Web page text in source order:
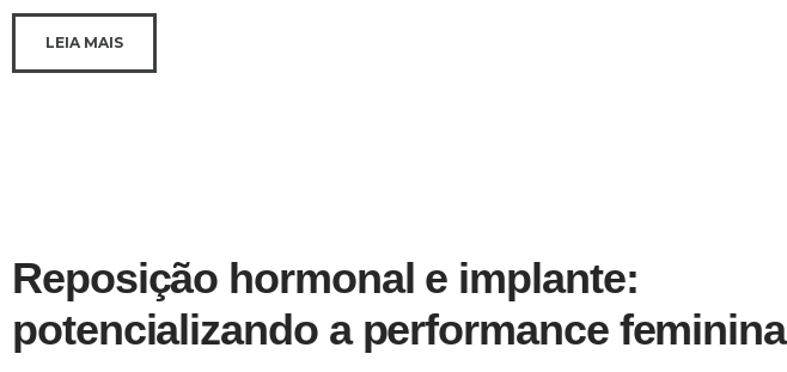
LEIA MAIS
Reposição hormonal e implante:
potencializando a performance feminina